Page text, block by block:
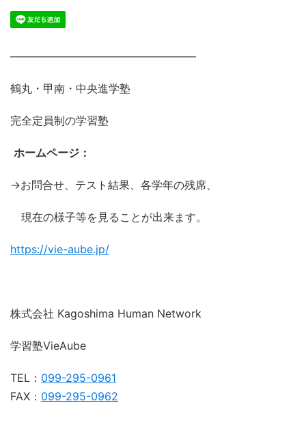
―――――――――――――――――
鶴丸・甲南・中央進学塾
完全定員制の学習塾
ホームページ：
→お問合せ、テスト結果、各学年の残席、
現在の様子等を見ることが出来ます。
https://vie-aube.jp/
株式会社 Kagoshima Human Network
学習塾VieAube
TEL： 099-295-0961
FAX： 099-295-0962